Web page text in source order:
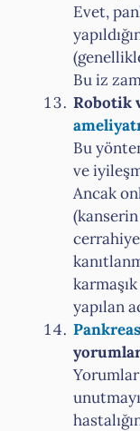
Evet,
Bu iz
Robotik
Bu
ve
Ancak
yapılan